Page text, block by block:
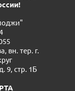
вн. тер. г.
9, стр. 1Б